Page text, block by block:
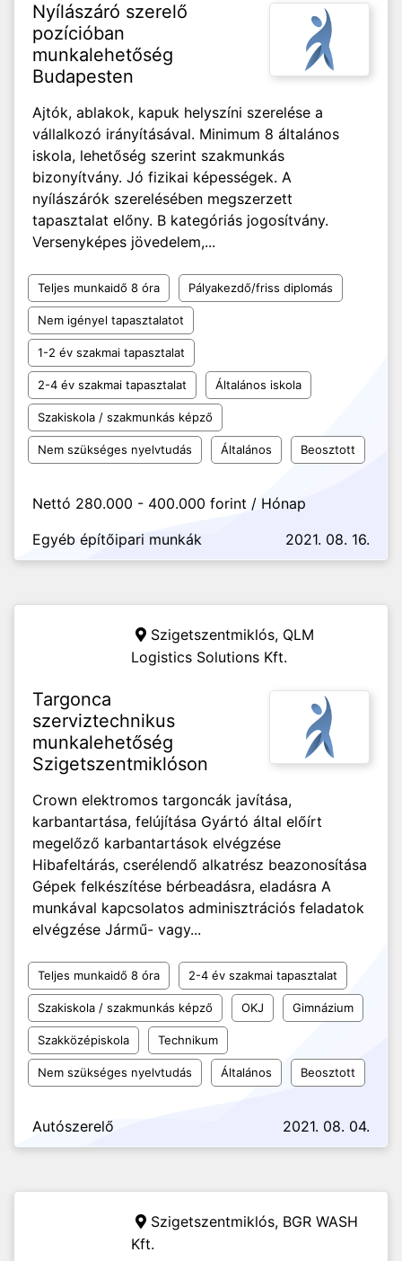
Nyílászáró szerelő
pozícióban
munkalehetőség
Budapesten
Ajtók, ablakok, kapuk helyszíni szerelése a
vállalkozó irányításával. Minimum 8 általános
iskola, lehetőség szerint szakmunkás
bizonyítvány. Jó fizikai képességek. A
nyílászárók szerelésében megszerzett
tapasztalat előny. B kategóriás jogosítvány.
Versenyképes jövedelem,...
Teljes munkaidő 8 óra Pályakezdő/friss diplomás
Nem igényel tapasztalatot
1-2 év szakmai tapasztalat
2-4 év szakmai tapasztalat Általános iskola
Szakiskola / szakmunkás képző
Nem szükséges nyelvtudás Általános Beosztott
Nettó 280.000 - 400.000 forint / Hónap
Egyéb építőipari munkák
2021. 08. 16.
Szigetszentmiklós, QLM
Logistics Solutions Kft.
Targonca
szerviztechnikus
munkalehetőség
Szigetszentmiklóson
Crown elektromos targoncák javítása,
karbantartása, felújítása Gyártó által előírt
megelőző karbantartások elvégzése
Hibafeltárás, cserélendő alkatrész beazonosítása
Gépek felkészítése bérbeadásra, eladásra A
munkával kapcsolatos adminisztrációs feladatok
elvégzése Jármű- vagy...
Teljes munkaidő 8 óra 2-4 év szakmai tapasztalat
Szakiskola / szakmunkás képző OKJ Gimnázium
Szakközépiskola Technikum
Nem szükséges nyelvtudás Általános Beosztott
Autószerelő 2021. 08. 04.
Szigetszentmiklós, BGR WASH
Kft.